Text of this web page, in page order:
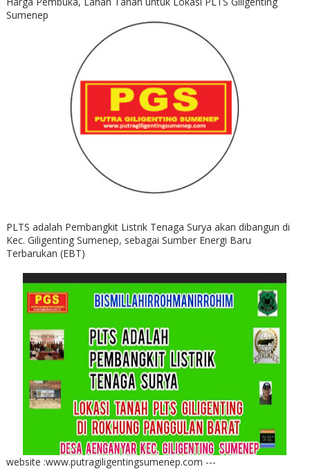
Sumenep
PLTS adalah Pembangkit Listrik Tenaga Surya akan dibangun di
Kec. Giligenting Sumenep, sebagai Sumber Energi Baru
Terbarukan (EBT)
website :www.putragiligentingsumenep.com ---